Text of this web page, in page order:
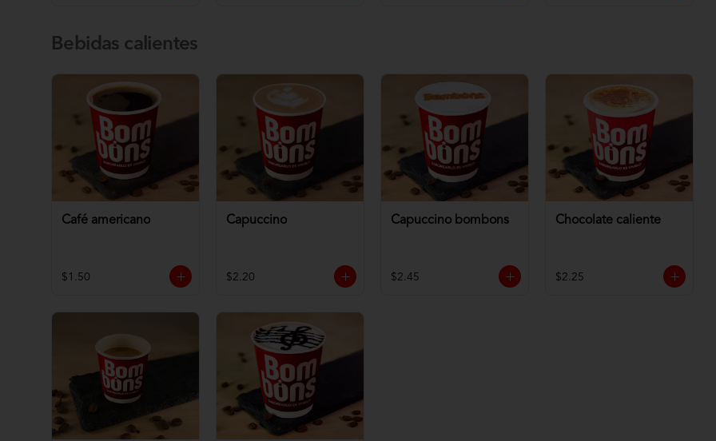
Bebidas calientes
Café americano
$1.50
Capuccino
$2.20
Capuccino bombons
$2.45
Chocolate caliente
$2.25